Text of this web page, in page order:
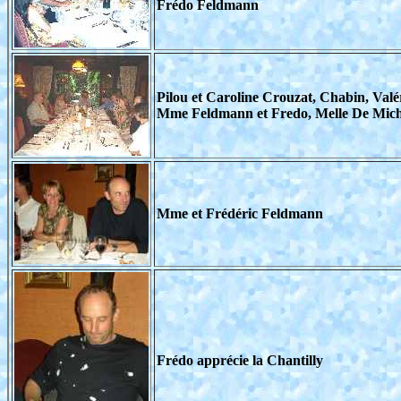
Frédo Feldmann
Pilou et Caroline Crouzat, Chabin,
Mme Feldmann et Fredo, Melle De
Mme et Frédéric Feldmann
Frédo apprécie la Chantilly